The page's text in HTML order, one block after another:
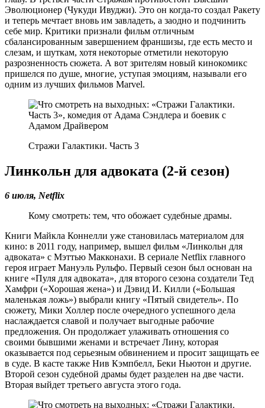
Эволюционер (Чукуди Ивуджи). Это он когда-то создал Ракету
и теперь мечтает вновь им завладеть, а заодно и подчинить
себе мир. Критики признали фильм отличным
сбалансированным завершением франшизы, где есть место и
слезам, и шуткам, хотя некоторые отметили некоторую
разрозненность сюжета. А вот зрителям новый кинокомикс
пришелся по душе, многие, уступая эмоциям, называли его
одним из лучших фильмов Marvel.
Стражи Галактики. Часть 3
Линкольн для адвоката (2-й сезон)
6 июля, Netflix
Кому смотреть: тем, что обожает судебные драмы.
Книги Майкла Коннелли уже становилась материалом для
кино: в 2011 году, например, вышел фильм «Линкольн для
адвоката» с Мэттью Макконахи. В сериале Netflix главного
героя играет Мануэль Рульфо. Первый сезон был основан на
книге «Пуля для адвоката», для второго сезона создатели Тед
Хамфри («Хорошая жена») и Дэвид И. Килли («Большая
маленькая ложь») выбрали книгу «Пятый свидетель». По
сюжету, Мики Холлер после очередного успешного дела
наслаждается славой и получает выгодные рабочие
предложения. Он продолжает улаживать отношения со
своими бывшими женами и встречает Лину, которая
оказывается под серьезным обвинением и просит защищать ее
в суде. В касте также Нив Кэмпбелл, Беки Ньютон и другие.
Второй сезон судебной драмы будет разделен на две части.
Вторая выйдет третьего августа этого года.